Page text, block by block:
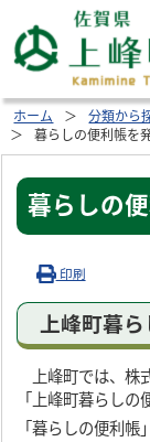
ホーム 分類から
暮らしの便利帳を
暮らしの
印刷
上峰町暮ら
上峰町では、株
「上峰町暮らしの
「暮らしの便利